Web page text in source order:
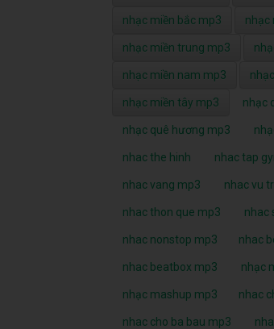
nhạc miền bắc mp3 nhạc
nhạc miền trung mp3
nhạc miền nam mp3
nhạc miền tây mp3 nhạc
nhạc quê hương mp3
nhac the hinh nhac tap
nhac vang mp3 nhac vu
nhac thon que mp3 nhac
nhac nonstop mp3 nhac
nhac beatbox mp3 nhạc
nhạc mashup mp3 nhac
nhac cho ba bau mp3